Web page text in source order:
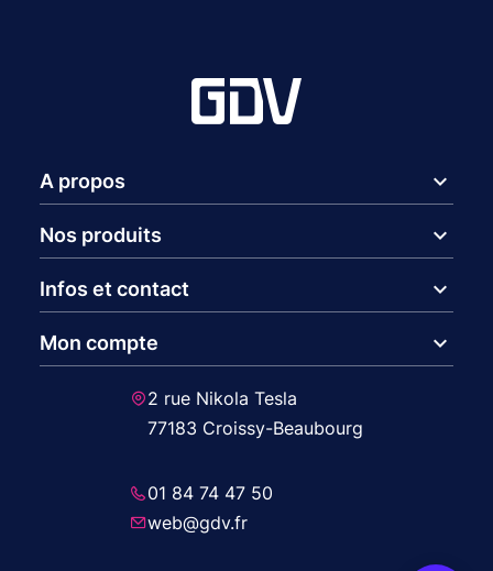
A propos expand_more
Nos produits expand_more
Infos et contact expand_more
Mon compte expand_more
2 rue Nikola Tesla
77183 Croissy-Beaubourg
01 84 74 47 50
web@gdv.fr